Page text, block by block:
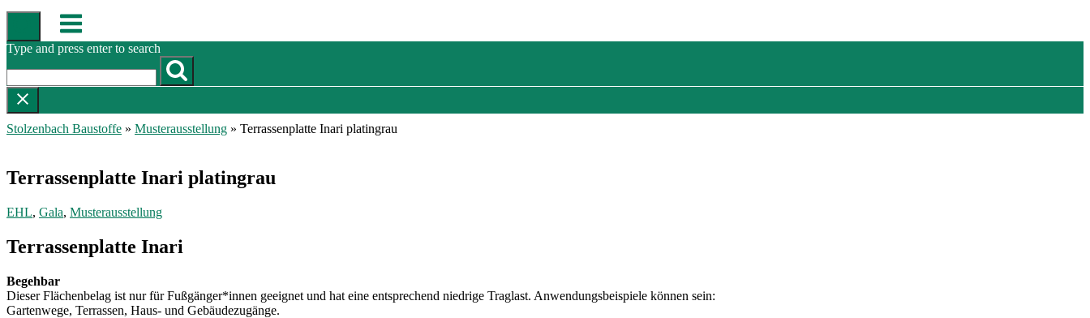
Skip
content
Menu
Type and press enter to search
Stolzenbach Baustoffe » Musterausstellung » Terrassenplatte Inari platingrau
Terrassenplatte Inari platingrau
EHL, Gala, Musterausstellung
Terrassenplatte Inari
Begehbar
Dieser Flächenbelag ist nur für Fußgänger*innen geeignet und hat eine entsprechend niedrige Traglast. Anwendungsbeispiele können sein:
Gartenwege, Terrassen, Haus- und Gebäudezugänge.